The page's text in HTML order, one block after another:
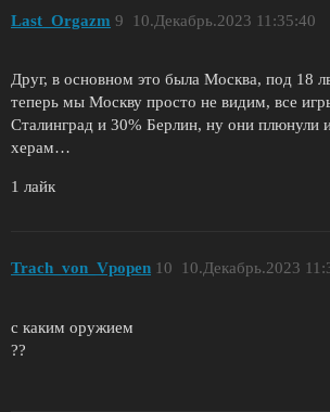
Last_Orgazm 10.Декабрь.2023 11:35:40
9
Друг, в основном это была Москва, под 18
теперь мы Москву просто не видим, все
Сталинград и 30% Берлин, ну они плюнули
херам…
1 лайк
Trach_von_Vpopen 10.Декабрь.2023
10
с каким оружием
??